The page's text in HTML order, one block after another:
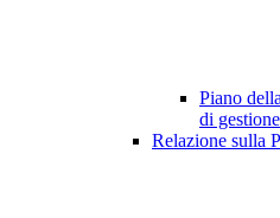
Piano
di gestione
Relazione sulla